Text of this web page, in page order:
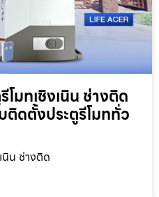
โมทเชิงเนิน ช่างติด
ติดตั้งประตูรีโมททั่ว
นิน ช่างติด